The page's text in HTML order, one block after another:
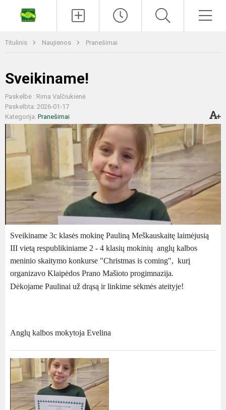
Titulinis Naujienos Pranešimai
​​​​​​​Sveikiname!
Paskelbė : Rima Valčiukienė
Paskelbta: 2026-01-17
Kategorija: Pranešimai
Sveikiname 3c klasės mokinę Pauliną Meškauskaitę laimėjusią
III vietą respublikiniame 2 - 4 klasių mokinių anglų kalbos
meninio skaitymo konkurse "Christmas is coming", kurį
organizavo Klaipėdos Prano Mašioto progimnazija.
Dėkojame Paulinai už drąsą ir linkime sėkmės ateityje!
Anglų kalbos mokytoja Evelina